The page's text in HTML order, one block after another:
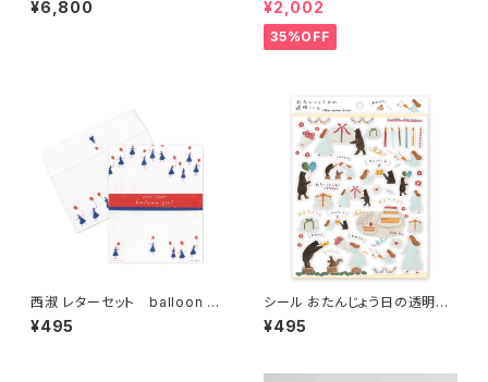
¥6,800
fy Rectangle tote bag Dog
¥2,002
35%OFF
西淑 レターセット balloon gi
rl
¥495
シール おたんじょう日の透明シ
ール /ネクタイ
¥495